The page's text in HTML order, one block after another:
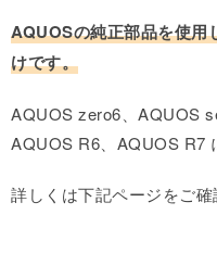
AQUOSの純正部品を使
けです。
AQUOS zero6、AQUOS
AQUOS R6、AQUOS R7
詳しくは下記ページをご確